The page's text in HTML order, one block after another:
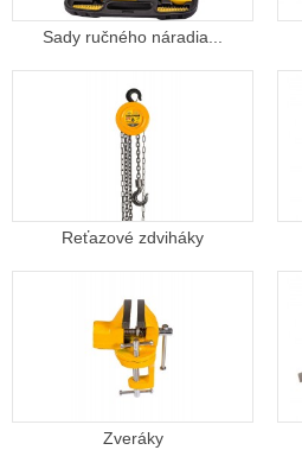
Sady ručného náradia...
Reťazové zdviháky
Zveráky